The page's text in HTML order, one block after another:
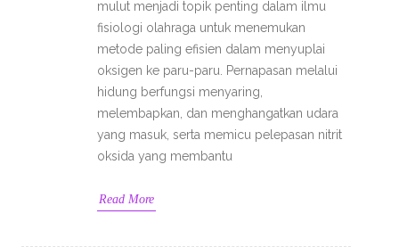
mulut menjadi topik penting dalam ilmu
fisiologi olahraga untuk menemukan
metode paling efisien dalam menyuplai
oksigen ke paru-paru. Pernapasan melalui
hidung berfungsi menyaring,
melembapkan, dan menghangatkan udara
yang masuk, serta memicu pelepasan nitrit
oksida yang membantu
Read More